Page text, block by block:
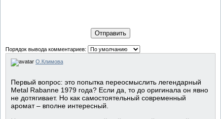
Отправить
Порядок вывода комментариев:
О.Климова
Первый вопрос: это попытка переосмыслить легендарный
Metal Rabanne 1979 года? Если да, то до оригинала он явно
не дотягивает. Но как самостоятельный современный
аромат – вполне интересный.